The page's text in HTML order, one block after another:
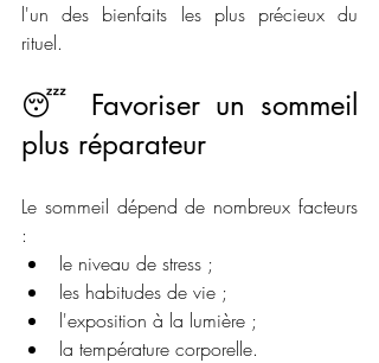
l'un des bienfaits les plus précieux du
rituel.
😴 Favoriser un sommeil
plus réparateur
Le sommeil dépend de nombreux facteurs
:
le niveau de stress ;
les habitudes de vie ;
l'exposition à la lumière ;
la température corporelle.